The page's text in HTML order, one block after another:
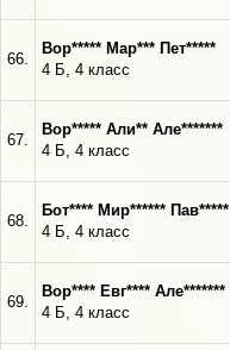
66.
Вор***** Мар*** Пет*****
4 Б, 4 класс
67.
Вор***** Али** Але*******
4 Б, 4 класс
68.
Бот**** Мир****** Пав*****
4 Б, 4 класс
69.
Вор**** Евг**** Але*******
4 Б, 4 класс